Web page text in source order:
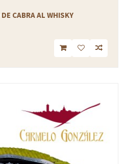
CABRA AL WHISKY